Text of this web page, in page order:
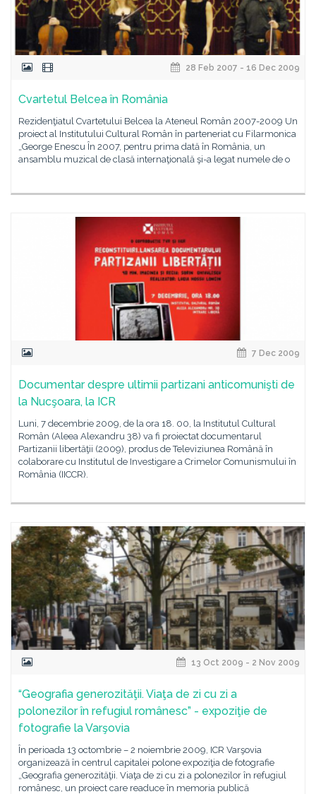
28 Feb 2007 - 16 Dec 2009
Cvartetul Belcea în România
Rezidenţiatul Cvartetului Belcea la Ateneul Român 2007-2009 Un
proiect al Institutului Cultural Român în parteneriat cu Filarmonica
„George Enescu În 2007, pentru prima dată în România, un
ansamblu muzical de clasă internaţională şi-a legat numele de o
7 Dec 2009
Documentar despre ultimii partizani anticomunişti de
la Nucşoara, la ICR
Luni, 7 decembrie 2009, de la ora 18. 00, la Institutul Cultural
Român (Aleea Alexandru 38) va fi proiectat documentarul
Partizanii libertăţii (2009), produs de Televiziunea Română în
colaborare cu Institutul de Investigare a Crimelor Comunismului în
România (IICCR).
13 Oct 2009 - 2 Nov 2009
“Geografia generozităţii. Viaţa de zi cu zi a
polonezilor în refugiul românesc” - expoziţie de
fotografie la Varşovia
În perioada 13 octombrie – 2 noiembrie 2009, ICR Varşovia
organizează în centrul capitalei polone expoziţia de fotografie
„Geografia generozităţii. Viaţa de zi cu zi a polonezilor în refugiul
românesc, un proiect care readuce în memoria publică